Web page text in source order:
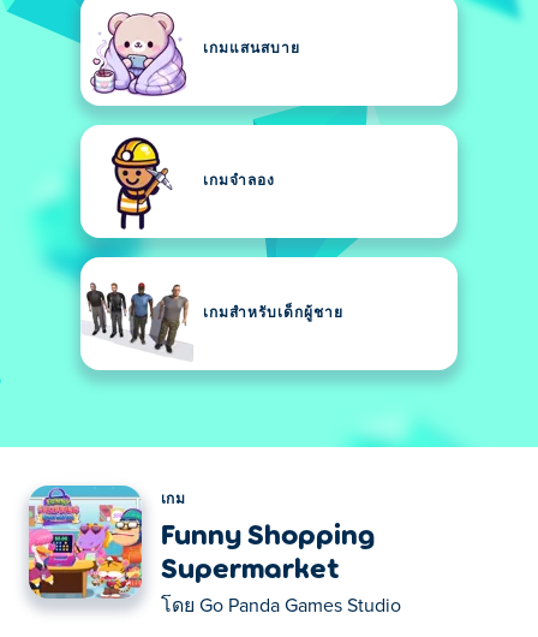
เกมแสนสบาย
เกมจำลอง
เกมสำหรับเด็กผู้ชาย
เกม
Funny Shopping
Supermarket
โดย Go Panda Games Studio